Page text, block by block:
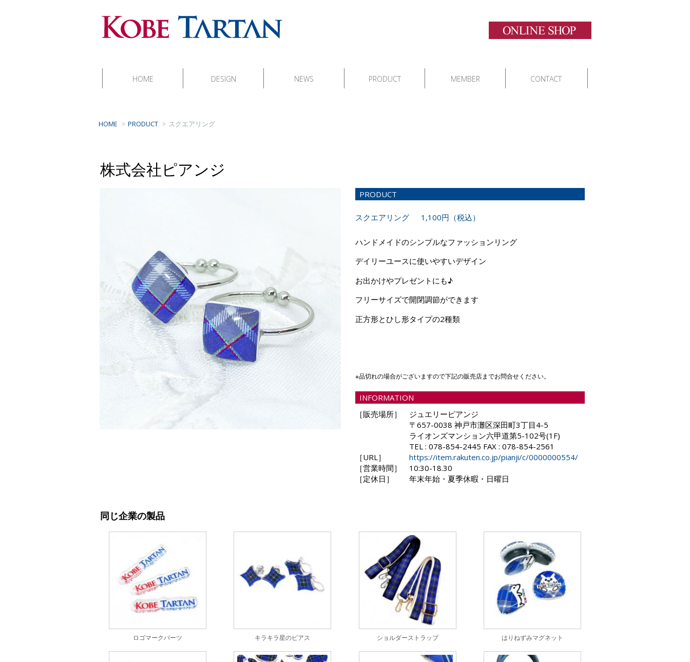
HOME DESIGN NEWS PRODUCT MEMBER CONTACT
HOME PRODUCT スクエアリング
株式会社ピアンジ
PRODUCT
スクエアリング 1,100円（税込）
ハンドメイドのシンプルなファッションリング
デイリーユースに使いやすいデザイン
お出かけやプレゼントにも♪
フリーサイズで開閉調節ができます
正方形とひし形タイプの2種類
※品切れの場合がございますので下記の販売店までお問合せください。
INFORMATION
［販売場所］
ジュエリーピアンジ
〒657-0038 神戸市灘区深田町3丁目4-5
ライオンズマンション六甲道第5-102号(1F)
TEL : 078-854-2445 FAX : 078-854-2561
［URL］
https://item.rakuten.co.jp/pianji/c/0000000554/
［営業時間］
10:30-18.30
［定休日］
年末年始・夏季休暇・日曜日
同じ企業の製品
ロゴマークパーツ キラキラ星のピアス ショルダーストラップ はりねずみマグネット